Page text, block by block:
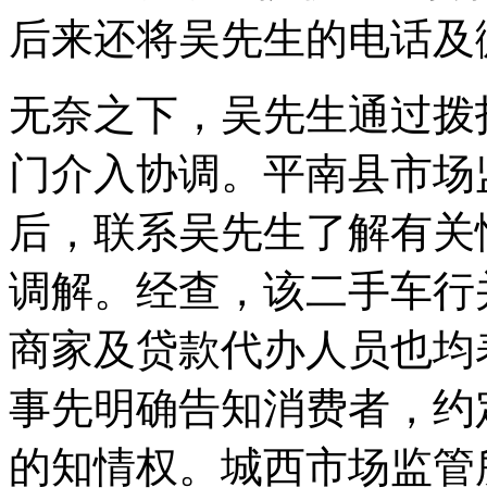
后来还将吴先生的电话
无奈之下，吴先生通过
门介入协调。平南县市
后，联系吴先生了解有
调解。经查，该二手车
商家及贷款代办人员也
事先明确告知消费者，
的知情权。城西市场监